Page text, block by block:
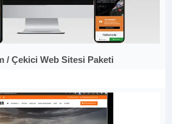
/ Çekici Web Sitesi Paketi